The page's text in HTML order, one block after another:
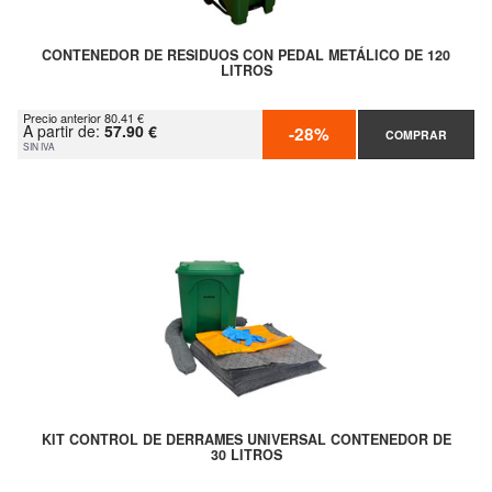
CONTENEDOR DE RESIDUOS CON PEDAL METÁLICO DE 120
LITROS
Precio anterior 80.41 €
A partir de: 57.90 €
SIN IVA -28% COMPRAR
KIT CONTROL DE DERRAMES UNIVERSAL CONTENEDOR DE
30 LITROS